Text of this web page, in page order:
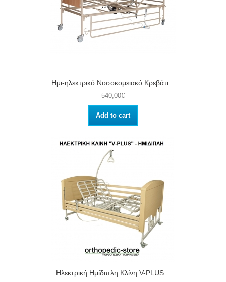
Ημι-ηλεκτρικό Νοσοκομειακό Κρεβάτι...
540,00€
Add to cart
Ηλεκτρική Ημίδιπλη Κλίνη V-PLUS...